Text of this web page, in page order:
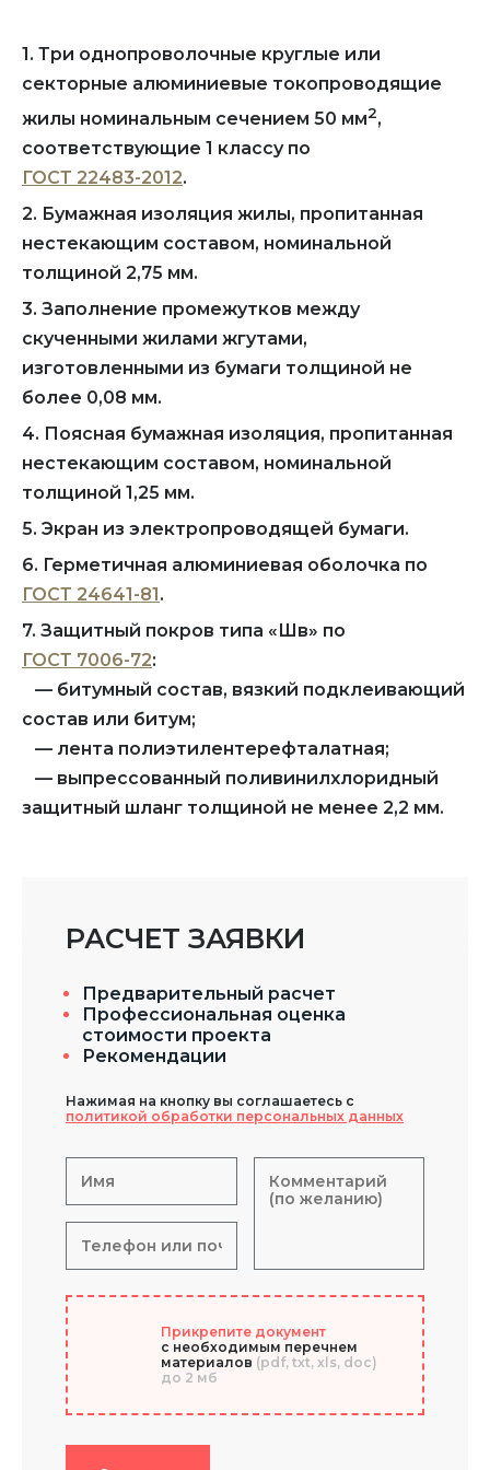
1. Три однопроволочные круглые или
секторные алюминиевые токопроводящие
жилы номинальным сечением 50 мм2,
соответствующие 1 классу по
ГОСТ 22483-2012.
2. Бумажная изоляция жилы, пропитанная
нестекающим составом, номинальной
толщиной 2,75 мм.
3. Заполнение промежутков между
скученными жилами жгутами,
изготовленными из бумаги толщиной не
более 0,08 мм.
4. Поясная бумажная изоляция, пропитанная
нестекающим составом, номинальной
толщиной 1,25 мм.
5. Экран из электропроводящей бумаги.
6. Герметичная алюминиевая оболочка по
ГОСТ 24641-81.
7. Защитный покров типа «Шв» по
ГОСТ 7006-72:
— битумный состав, вязкий подклеивающий
состав или битум;
— лента полиэтилентерефталатная;
— выпрессованный поливинилхлоридный
защитный шланг толщиной не менее 2,2 мм.
РАСЧЕТ ЗАЯВКИ
Предварительный расчет
Профессиональная оценка
стоимости проекта
Рекомендации
Нажимая на кнопку вы соглашаетесь с
политикой обработки персональных данных
Прикрепите документ
с необходимым перечнем
материалов (pdf, txt, xls, doc)
до 2 мб